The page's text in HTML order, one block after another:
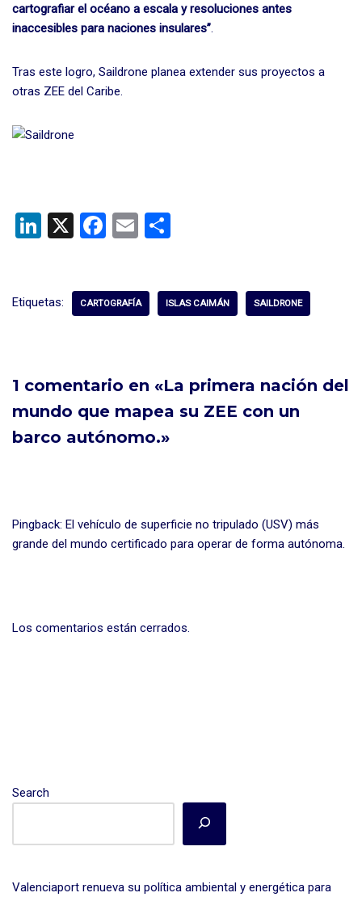
cartografiar el océano a escala y resoluciones antes
inaccesibles para naciones insulares”.
Tras este logro, Saildrone planea extender sus proyectos a
otras ZEE del Caribe.
Li
dI
X
F
b
k
E
p
Etiquetas: CARTOGRAFÍA ISLAS CAIMÁN SAILDRONE
1 comentario en «La primera nación del
mundo que mapea su ZEE con un
barco autónomo.»
Pingback: El vehículo de superficie no tripulado (USV) más
grande del mundo certificado para operar de forma autónoma.
Los comentarios están cerrados.
Search
Valenciaport renueva su política ambiental y energética para